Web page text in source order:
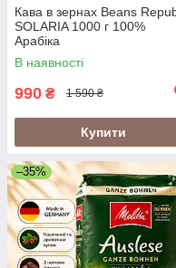
Кава в зернах Beans
SOLARIA 1000 г 100%
Арабіка
В наявності
990 ₴ 1 590 ₴
Купити
–35%